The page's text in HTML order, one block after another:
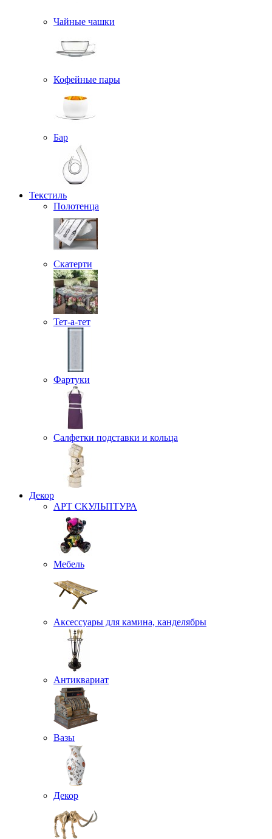
Чайные чашки
Кофейные пары
Бар
Текстиль
Полотенца
Скатерти
Тет-а-тет
Фартуки
Салфетки подставки и кольца
Декор
АРТ СКУЛЬПТУРА
Мебель
Аксессуары для камина, канделябры
Антиквариат
Вазы
Декор